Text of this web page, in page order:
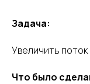
Задача:
Увеличить
Что было